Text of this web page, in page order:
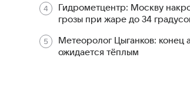
Гидрометцентр: Москву
грозы при жаре до 34
Метеоролог Цыганков: конец
ожидается тёплым